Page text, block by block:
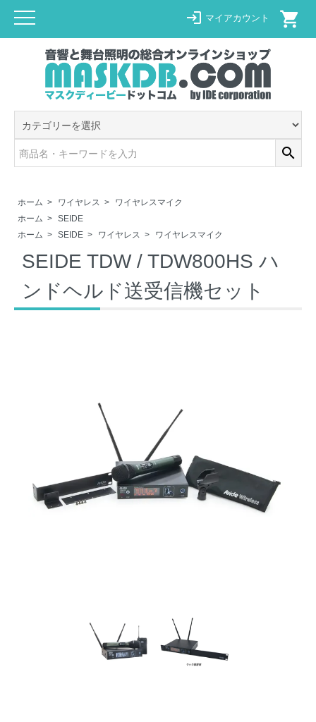
login マイアカウント shopping_cart
search
ホーム > ワイヤレス >
ワイヤレスマイク
ホーム > SEIDE
ホーム > SEIDE > ワイヤレス > ワイヤレスマイク
SEIDE TDW / TDW800HS ハ
ンドヘルド送受信機セット